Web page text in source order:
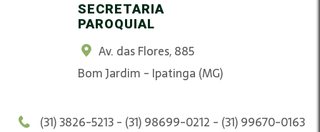
SECRETARIA
PAROQUIAL
Av. das Flores, 885
Bom Jardim - Ipatinga (MG)
(31) 3826-5213 - (31) 98699-0212 - (31) 99670-0163